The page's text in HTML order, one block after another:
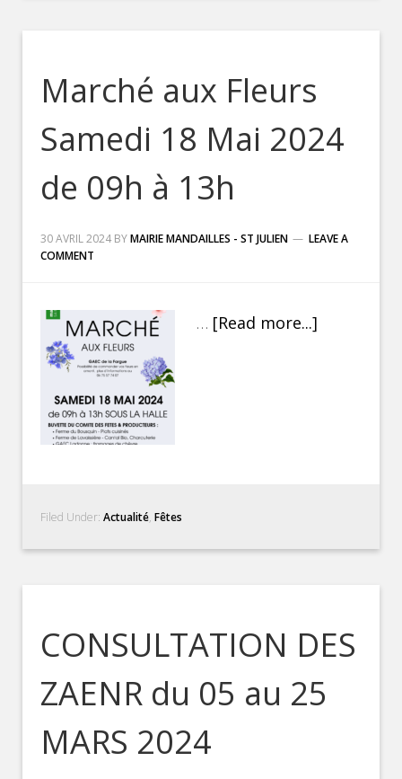
Marché aux Fleurs
Samedi 18 Mai 2024
de 09h à 13h
30 AVRIL 2024 BYMAIRIE MANDAILLES - ST JULIEN
LEAVE A
COMMENT
… [Read more...]
Filed Under:Actualité,Fêtes
CONSULTATION DES
ZAENR du 05 au 25
MARS 2024